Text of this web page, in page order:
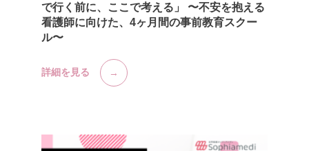
で行く前に、ここで考える」 〜不安を抱える
看護師に向けた、4ヶ月間の事前教育スクー
ル〜
詳細を見る